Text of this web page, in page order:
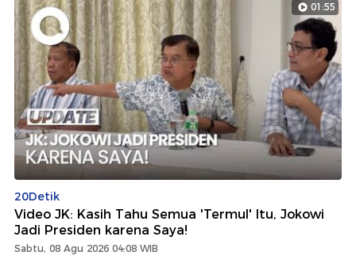
01:55
20Detik
Video JK: Kasih Tahu Semua 'Termul' Itu, Jokowi
Jadi Presiden karena Saya!
Sabtu, 08 Agu 2026 04:08 WIB